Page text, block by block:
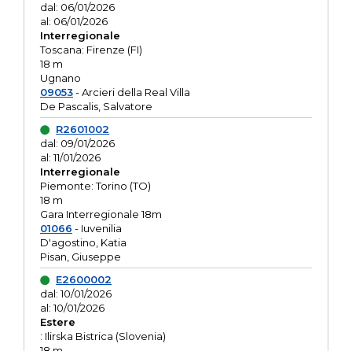
dal: 06/01/2026
al: 06/01/2026
Interregionale
Toscana: Firenze (FI)
18 m
Ugnano
09053- Arcieri della Real Villa
De Pascalis, Salvatore
R2601002
dal: 09/01/2026
al: 11/01/2026
Interregionale
Piemonte: Torino (TO)
18 m
Gara Interregionale 18m
01066 - Iuvenilia
D'agostino, Katia
Pisan, Giuseppe
E2600002
dal: 10/01/2026
al: 10/01/2026
Estere
: Ilirska Bistrica (Slovenia)